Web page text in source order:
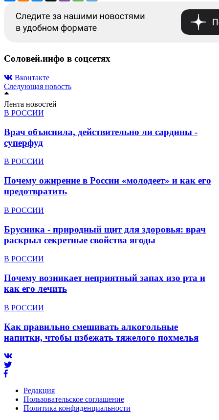
Соловей.инфо в соцсетях
Вконтакте
Следующая новость
Лента новостей
В РОССИИ
Врач объяснила, действительно ли сардины -
суперфуд
В РОССИИ
Почему ожирение в России «молодеет» и как его
предотвратить
В РОССИИ
Брусника - природный щит для здоровья: врач
раскрыл секретные свойства ягоды
В РОССИИ
Почему возникает неприятный запах изо рта и
как его лечить
В РОССИИ
Как правильно смешивать алкогольные
напитки, чтобы избежать тяжелого похмелья
Редакция
Пользовательское соглашение
Политика конфиденциальности